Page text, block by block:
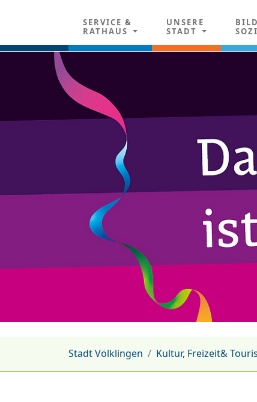
SERVICE &
RATHAUS
UNSERE
STADT
Stadt Völklingen Kultur, Freizeit&